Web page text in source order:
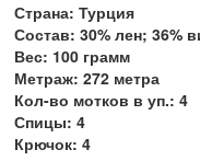
Страна: Турция
Состав: 30% лен; 36%
Вес: 100 грамм
Метраж: 272 метра
Кол-во мотков в уп.: 4
Спицы: 4
Крючок: 4